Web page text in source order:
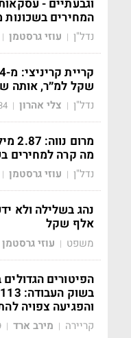
וגבעתיים -
המחירים בשכונות
נדל"ן | עוזי גרסטמן |
שקל למ״ר, אותה
נדל"ן | צלי אהרון |
מרום
מה קרה למחירים
נדל"ן | עוזי גרסטמן |
אלף שקל
משפט | עוזי גרסטמן
והפגיעה צפויה
קריירה | מירב ארד |